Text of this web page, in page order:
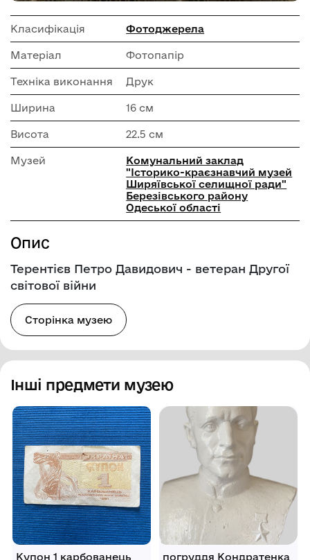
Класифікація Фотоджерела
Матеріал Фотопапір
Техніка виконання Друк
Ширина 16 см
Висота 22.5 см
Музей
Комунальний заклад
"Історико-краєзнавчий музей
Ширяївської селищної ради"
Березівського району
Одеської області
Опис
Терентієв Петро Давидович - ветеран Другої
cвітової війни
Сторінка музею
Інші предмети музею
Купон 1 карбованець
погруддя Кондратенка